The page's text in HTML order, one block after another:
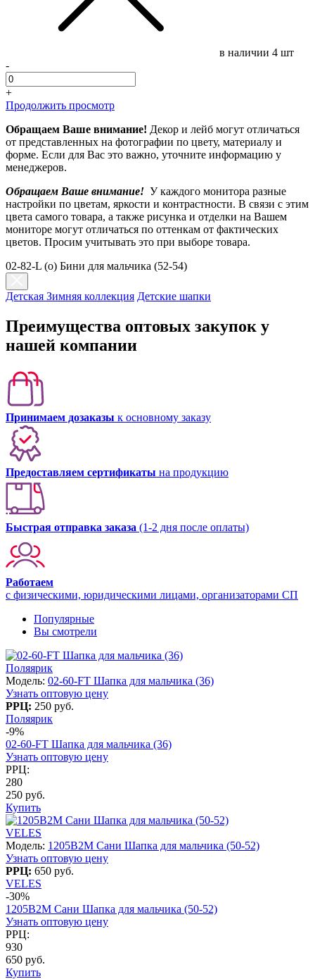
в наличии 4 шт
-
+
Продолжить просмотр
Обращаем Ваше внимание! Декор и лейб могут отличаться
от представленных на фотографии по цвету, материалу и
форме. Если для Вас это важно, уточните информацию у
менеджеров.
Обращаем Ваше внимание! У каждого монитора разные
настройки по цветам, яркости и контрастности. В связи с этим
цвета самого товара, а также рисунка и отделки на Вашем
мониторе могут отличаться по оттенкам от фактических
цветов. Просим учитывать это при выборе товара.
02-82-L (о) Бини для мальчика (52-54)
Детская Зимняя коллекция Детские шапки
Преимущества оптовых закупок у
нашей компании
Принимаем дозаказы к основному заказу
Предоставляем сертификаты на продукцию
Быстрая отправка заказа (1-2 дня после оплаты)
Работаем
с физическими, юридическими лицами, организаторами СП
Популярные
Вы смотрели
Поляярик
Модель: 02-60-FT Шапка для мальчика (36)
Узнать оптовую цену
РРЦ: 250 руб.
Поляярик
-9%
02-60-FT Шапка для мальчика (36)
Узнать оптовую цену
РРЦ:
280
250 руб.
Купить
VELES
Модель: 1205B2M Сани Шапка для мальчика (50-52)
Узнать оптовую цену
РРЦ: 650 руб.
VELES
-30%
1205B2M Сани Шапка для мальчика (50-52)
Узнать оптовую цену
РРЦ:
930
650 руб.
Купить